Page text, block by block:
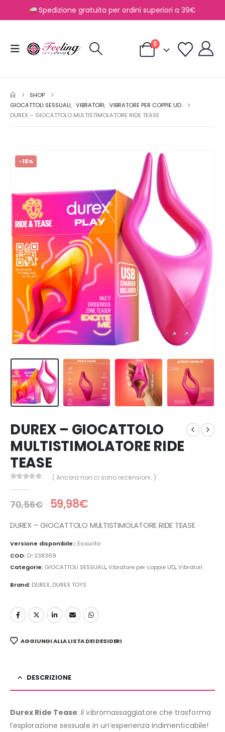
Spedizione gratuita per ordini superiori a 39€
0
SHOP
GIOCATTOLI SESSUALI, VIBRATORI, VIBRATORE PER COPPIE UD
DUREX – GIOCATTOLO MULTISTIMOLATORE RIDE TEASE
-15%
DUREX – GIOCATTOLO
MULTISTIMOLATORE RIDE
TEASE
( Ancora non ci sono recensioni. )
70,56€ 59,98€
DUREX – GIOCATTOLO MULTISTIMOLATORE RIDE TEASE
Versione disponibile:: Esaurito
COD: D-238369
Categorie: GIOCATTOLI SESSUALI,Vibratore per coppie UD,Vibratori
Brand: DUREX, DUREX TOYS
AGGIUNGI ALLA LISTA DEI DESIDERI
DESCRIZIONE
Durex Ride Tease: il vibromassaggiatore che trasforma
l’esplorazione sessuale in un’esperienza indimenticabile!